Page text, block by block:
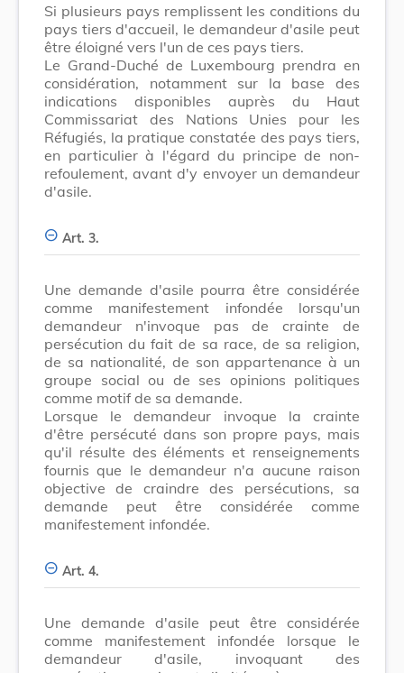
Si plusieurs pays remplissent les conditions du
pays tiers d'accueil, le demandeur d'asile peut
être éloigné vers l'un de ces pays tiers.
Le Grand-Duché de Luxembourg prendra en
considération, notamment sur la base des
indications disponibles auprès du Haut
Commissariat des Nations Unies pour les
Réfugiés, la pratique constatée des pays tiers,
en particulier à l'égard du principe de non-
refoulement, avant d'y envoyer un demandeur
d'asile.
Art. 3.
Une demande d'asile pourra être considérée
comme manifestement infondée lorsqu'un
demandeur n'invoque pas de crainte de
persécution du fait de sa race, de sa religion,
de sa nationalité, de son appartenance à un
groupe social ou de ses opinions politiques
comme motif de sa demande.
Lorsque le demandeur invoque la crainte
d'être persécuté dans son propre pays, mais
qu'il résulte des éléments et renseignements
fournis que le demandeur n'a aucune raison
objective de craindre des persécutions, sa
demande peut être considérée comme
manifestement infondée.
Art. 4.
Une demande d'asile peut être considérée
comme manifestement infondée lorsque le
demandeur d'asile, invoquant des